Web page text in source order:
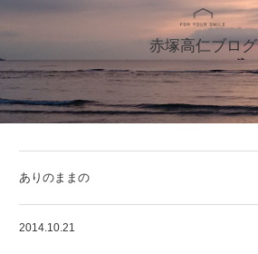
赤塚高仁ブログ
ありのままの
2014.10.21